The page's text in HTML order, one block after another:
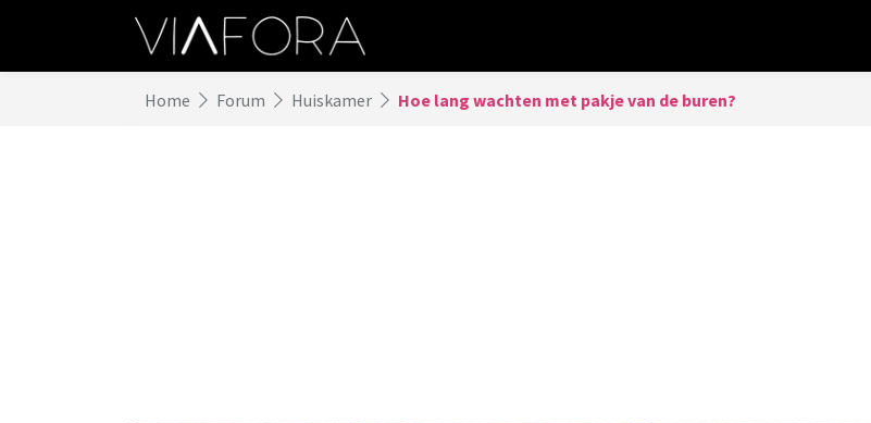
Home Forum Huiskamer Hoe lang wachten met pakje van de buren?